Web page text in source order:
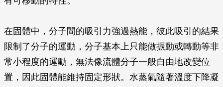
在固體中，分子間的吸引力強過熱能，彼此吸引的結果
限制了分子的運動，分子基本上只能做振動或轉動等非
常小程度的運動，無法像流體分子一般自由地改變位
置，因此固體能維持固定形狀。水蒸氣隨著溫度下降凝